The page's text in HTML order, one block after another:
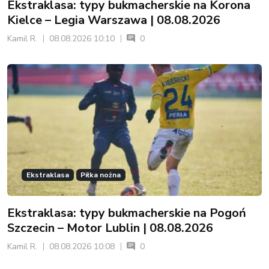
Ekstraklasa: typy bukmacherskie na Korona
Kielce – Legia Warszawa | 08.08.2026
Kamil R. 08.08.2026 10:10 0
Ekstraklasa Piłka nożna
Ekstraklasa: typy bukmacherskie na Pogoń
Szczecin – Motor Lublin | 08.08.2026
Kamil R. 08.08.2026 10:08 0